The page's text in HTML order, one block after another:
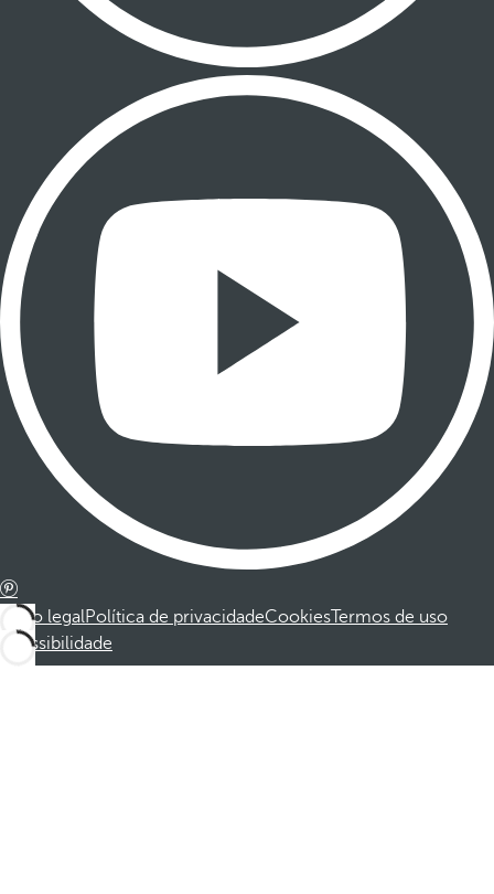
Aviso legalPolítica de privacidadeCookiesTermos de uso
Acessibilidade